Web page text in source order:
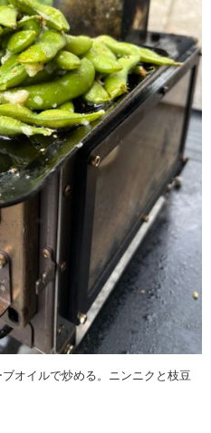
オイルで炒める。ニンニクと枝豆